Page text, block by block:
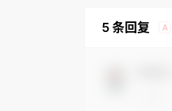
5 条回复 A